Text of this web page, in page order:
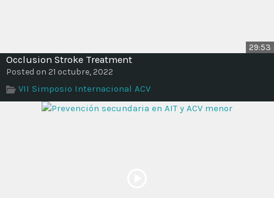
29:53
Occlusion Stroke Treatment
Posted on 21 octubre, 2022
VII Simposio Internacional ACV